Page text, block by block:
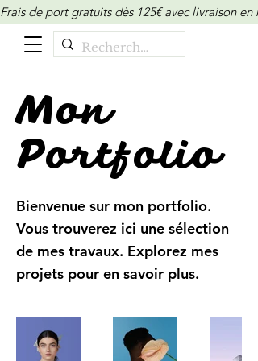
Frais de port gratuits dès 125€ avec livraison
Mon
Portfolio
Bienvenue sur mon portfolio.
Vous trouverez ici une sélection
de mes travaux. Explorez mes
projets pour en savoir plus.